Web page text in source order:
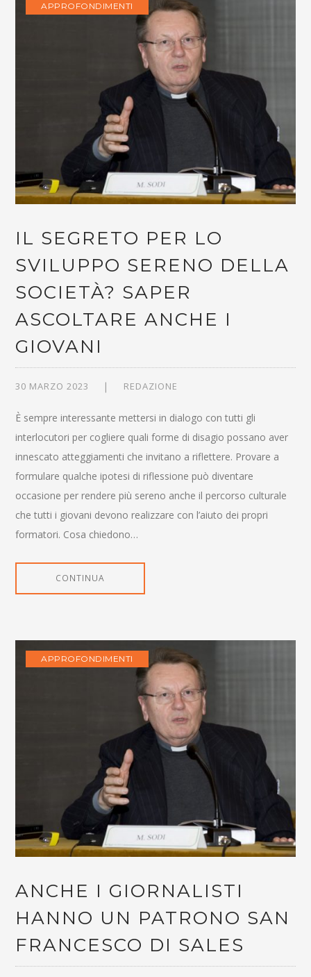
APPROFONDIMENTI
IL SEGRETO PER LO
SVILUPPO SERENO DELLA
SOCIETÀ? SAPER
ASCOLTARE ANCHE I
GIOVANI
30 MARZO 2023 REDAZIONE
È sempre interessante mettersi in dialogo con tutti gli
interlocutori per cogliere quali forme di disagio possano aver
innescato atteggiamenti che invitano a riflettere. Provare a
formulare qualche ipotesi di riflessione può diventare
occasione per rendere più sereno anche il percorso culturale
che tutti i giovani devono realizzare con l’aiuto dei propri
formatori. Cosa chiedono…
CONTINUA
APPROFONDIMENTI
ANCHE I GIORNALISTI
HANNO UN PATRONO SAN
FRANCESCO DI SALES